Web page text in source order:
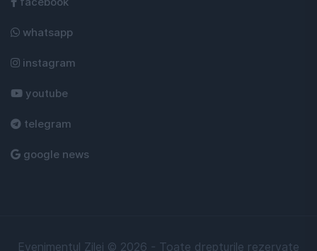
whatsapp
instagram
youtube
telegram
google news
Evenimentul Zilei © 2026 - Toate drepturile rezervate